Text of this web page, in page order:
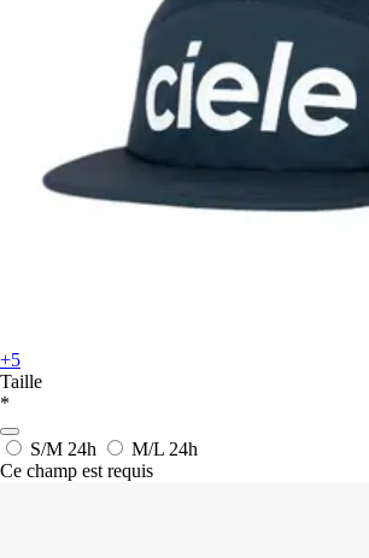
+5
Taille
*
S/M 24h M/L 24h
Ce champ est requis